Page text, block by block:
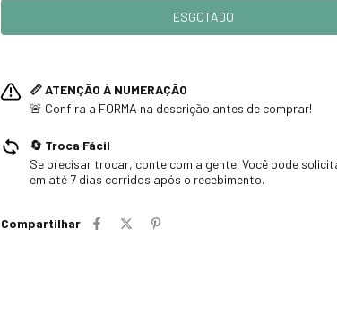
📏 ATENÇÃO À NUMERAÇÃO
🚨 Confira a FORMA na descrição antes de comprar!
🔄 Troca Fácil
Se precisar trocar, conte com a gente. Você pode
em até 7 dias corridos após o recebimento.
Compartilhar